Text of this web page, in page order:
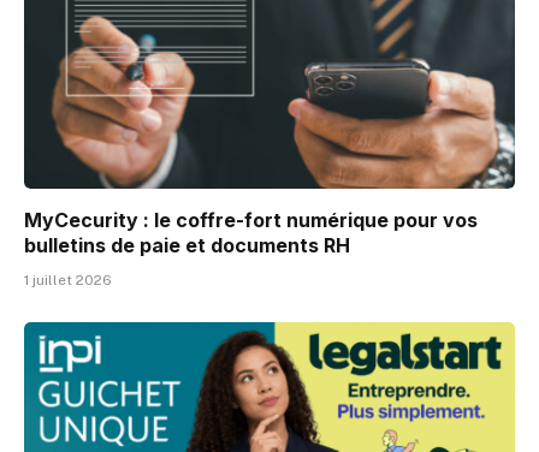
MyCecurity : le coffre-fort numérique pour vos
bulletins de paie et documents RH
1 juillet 2026